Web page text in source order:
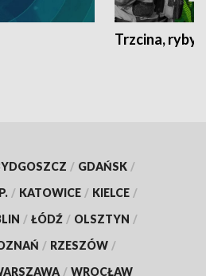
Trzcina, ryby
/ GDAŃSK /
/ KATOWICE / KIELCE /
/ ŁÓDŹ / OLSZTYN /
/ RZESZÓW /
/ WROCŁAW